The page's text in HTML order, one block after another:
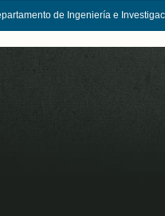
de Ingeniería e